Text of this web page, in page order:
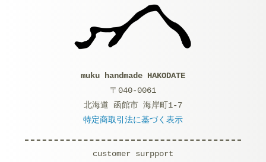
muku handmade HAKODATE
〒040-0061
北海道 函館市 海岸町1-7
特定商取引法に基づく表示
customer surpport